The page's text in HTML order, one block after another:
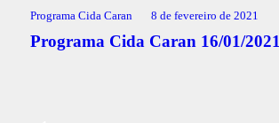
Programa Cida Caran 8 de fevereiro de 2021
Programa Cida Caran 16/01/2021